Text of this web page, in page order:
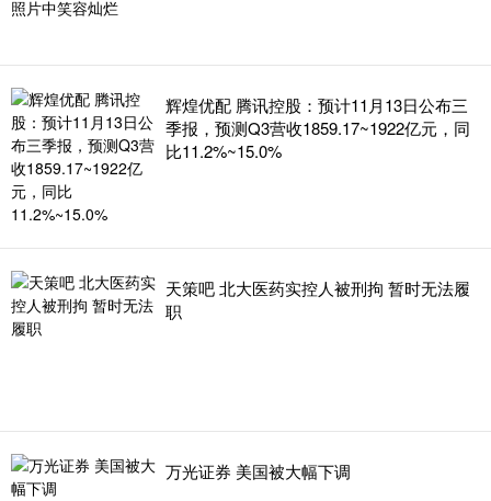
辉煌优配 腾讯控股：预计11月13日公布三
季报，预测Q3营收1859.17~1922亿元，同
比11.2%~15.0%
天策吧 北大医药实控人被刑拘 暂时无法履
职
万光证券 美国被大幅下调